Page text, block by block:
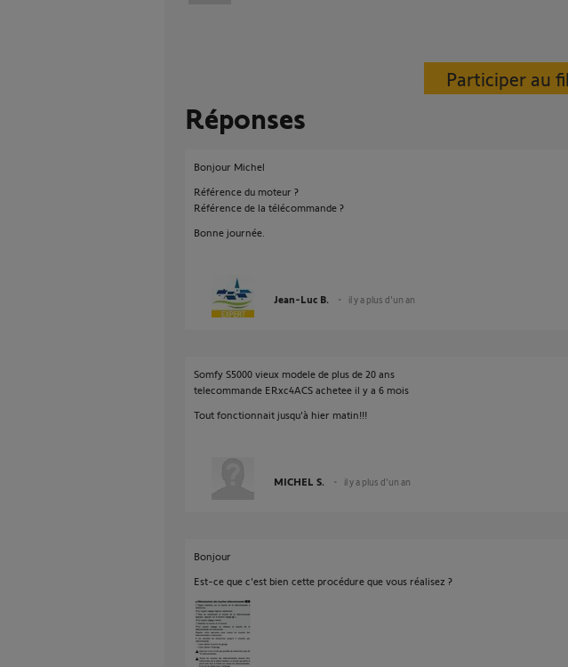
Participer au
Réponses
Bonjour Michel
Référence du moteur ?
Référence de la télécommande ?
Bonne journée.
Jean-Luc B. il y a plus d'un an
Somfy S5000 vieux modele de plus de 20 ans
telecommande ERxc4ACS achetee il y a 6 mois
Tout fonctionnait jusqu'à hier matin!!!
MICHEL S. il y a plus d'un an
Bonjour
Est-ce que c'est bien cette procédure que vous réalisez ?